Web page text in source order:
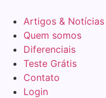
para
conteúdo
Artigos & Notícias
Quem somos
Diferenciais
Teste Grátis
Contato
Login